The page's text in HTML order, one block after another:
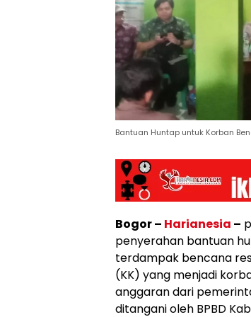
Bantuan Huntap untuk Korban
Bogor – Harianesia –
penyerahan bantuan
terdampak bencana
(KK) yang menjadi
anggaran dari
ditangani oleh BPBD